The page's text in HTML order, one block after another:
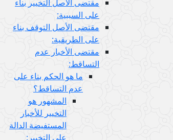
مقتضى الأصل التخيير بناء
على السببية:
مقتضى الأصل التوقف بناء
على الطريقية:
مقتضى الأخبار عدم
التساقط:
ما هو الحكم بناء على
عدم التساقط؟
المشهور هو
التخيير للأخبار
المستفيضة الدالة
على التخيير: